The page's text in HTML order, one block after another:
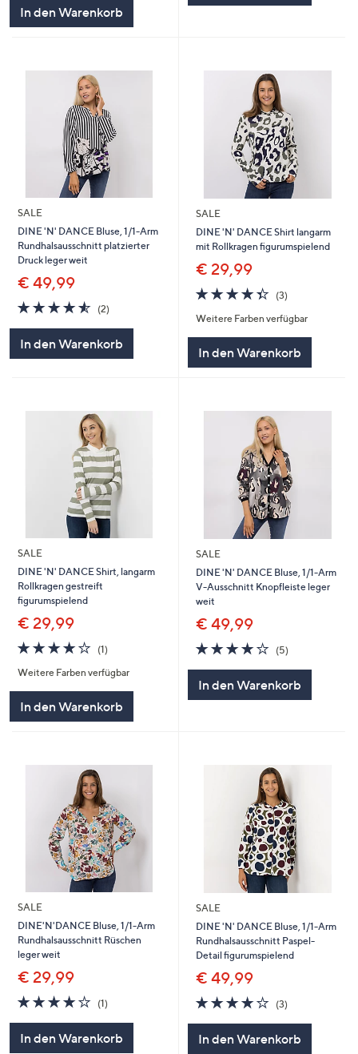
In den Warenkorb
SALE
DINE 'N' DANCE Bluse, 1/1-Arm
Rundhalsausschnitt platzierter
Druck leger weit
€ 49,99
4.5
von
(2)2
In den Warenkorb
SALE
DINE 'N' DANCE Shirt langarm
mit Rollkragen figurumspielend
€ 29,99
4.3
von
5
(3)3
Weitere Farben verfügbar
In den Warenkorb
SALE
DINE 'N' DANCE Shirt, langarm
Rollkragen gestreift
figurumspielend
€ 29,99
4.0
von
5
(1)1
Weitere Farben verfügbar
In den Warenkorb
SALE
DINE 'N' DANCE Bluse, 1/1-Arm
V-Ausschnitt Knopfleiste leger
weit
€ 49,99
4.0
von
(5)5
In den Warenkorb
SALE
DINE'N'DANCE Bluse, 1/1-Arm
Rundhalsausschnitt Rüschen
leger weit
€ 29,99
4.0
von
(1)1
In den Warenkorb
SALE
DINE 'N' DANCE Bluse, 1/1-Arm
Rundhalsausschnitt Paspel-
Detail figurumspielend
€ 49,99
3.7
von
(3)3
In den Warenkorb